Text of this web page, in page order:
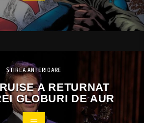
ȘTIREA ANTERIOARE
A RETURNAT
GLOBURI DE AUR